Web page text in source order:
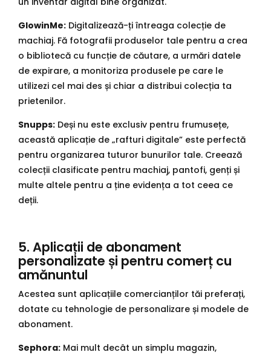
GlowinMe: Digitalizează-ți întreaga colecție de
machiaj. Fă fotografii produselor tale pentru a crea
o bibliotecă cu funcție de căutare, a urmări datele
de expirare, a monitoriza produsele pe care le
utilizezi cel mai des și chiar a distribui colecția ta
prietenilor.
Snupps: Deși nu este exclusiv pentru frumusețe,
această aplicație de „rafturi digitale” este perfectă
pentru organizarea tuturor bunurilor tale. Creează
colecții clasificate pentru machiaj, pantofi, genți și
multe altele pentru a ține evidența a tot ceea ce
deții.
5. Aplicații de abonament
personalizate și pentru comerț cu
amănuntul
Acestea sunt aplicațiile comercianților tăi preferați,
dotate cu tehnologie de personalizare și modele de
abonament.
Sephora: Mai mult decât un simplu magazin,